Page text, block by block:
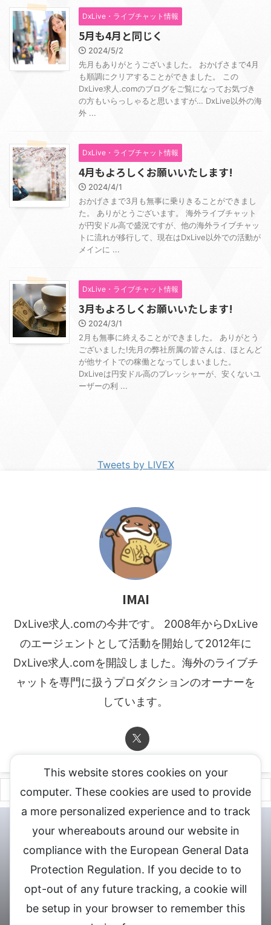
DxLive・ライブチャット情報
5月も4月と同じく
2024/5/2
先月もありがとうございました。 おかげさまで4月
も順調にクリアすることができました。 この
DxLive求人.comのブログをご覧になってお気づき
の方もいらっしゃると思いますが… DxLive以外の海
外 ...
DxLive・ライブチャット情報
4月もよろしくお願いいたします!
2024/4/1
おかげさまで3月も無事に乗りきることができまし
た。 ありがとうございます。 海外ライブチャット
が円安ドル高で盛況ですが、他の海外ライブチャッ
トに流れが移行して、現在はDxLive以外での活動が
メインに ...
DxLive・ライブチャット情報
3月もよろしくお願いいたします!
2024/3/1
2月も無事に終えることができました。 ありがとう
ございました!先月の弊社所属の皆さんは、ほとんど
が他サイトでの稼働となってしまいました。
DxLiveは円安ドル高のプレッシャーが、安くないユ
ーザーの利 ...
Tweets by LIVEX
IMAI
DxLive求人.comの今井です。 2008年からDxLive
のエージェントとして活動を開始して2012年に
DxLive求人.comを開設しました。海外のライブチ
ャットを専門に扱うプロダクションのオーナーを
しています。
チャットレディ登録申込 DXLIVE求人.comへお問合せ
DXLIVE 退
会・解約・移籍の申請
式サイト
DXLIVEのチャットレディ求人情報サイト
This website stores cookies on your
computer. These cookies are used to provide
a more personalized experience and to track
your whereabouts around our website in
compliance with the European General Data
Protection Regulation. If you decide to to
opt-out of any future tracking, a cookie will
be setup in your browser to remember this